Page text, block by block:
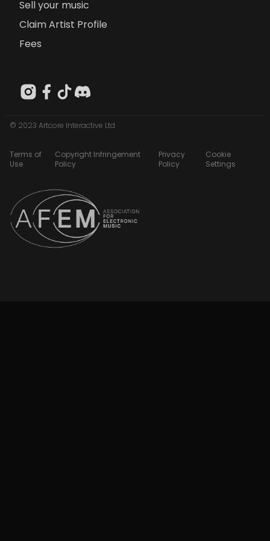
Sell your music
Claim Artist Profile
Fees
© 2023 Artcore Interactive Ltd
Terms of
Use
Copyright Infringement
Policy
Privacy
Policy
Cookie
Settings